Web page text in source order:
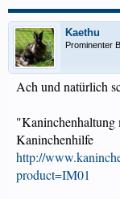
Kaethu
Prominenter
Ach und natürlich
"Kaninchenhaltung
Kaninchenhilfe
http://
product=IM01